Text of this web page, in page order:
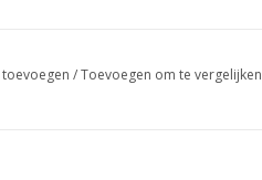
/Toevoegen om te vergelijken